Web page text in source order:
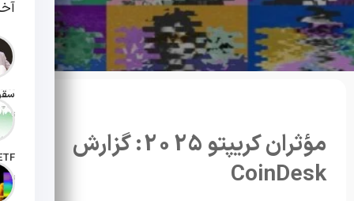
تاریخ
تاریخ
مؤثران کریپتو 2025: گزارش
CoinDesk